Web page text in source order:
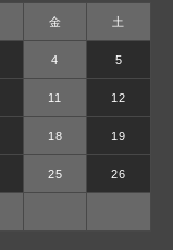
金 土
4 5
11 12
18 19
25 26